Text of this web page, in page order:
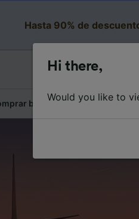
Hasta 90% de
billetes Resumen del
Hi there,
Would you like to